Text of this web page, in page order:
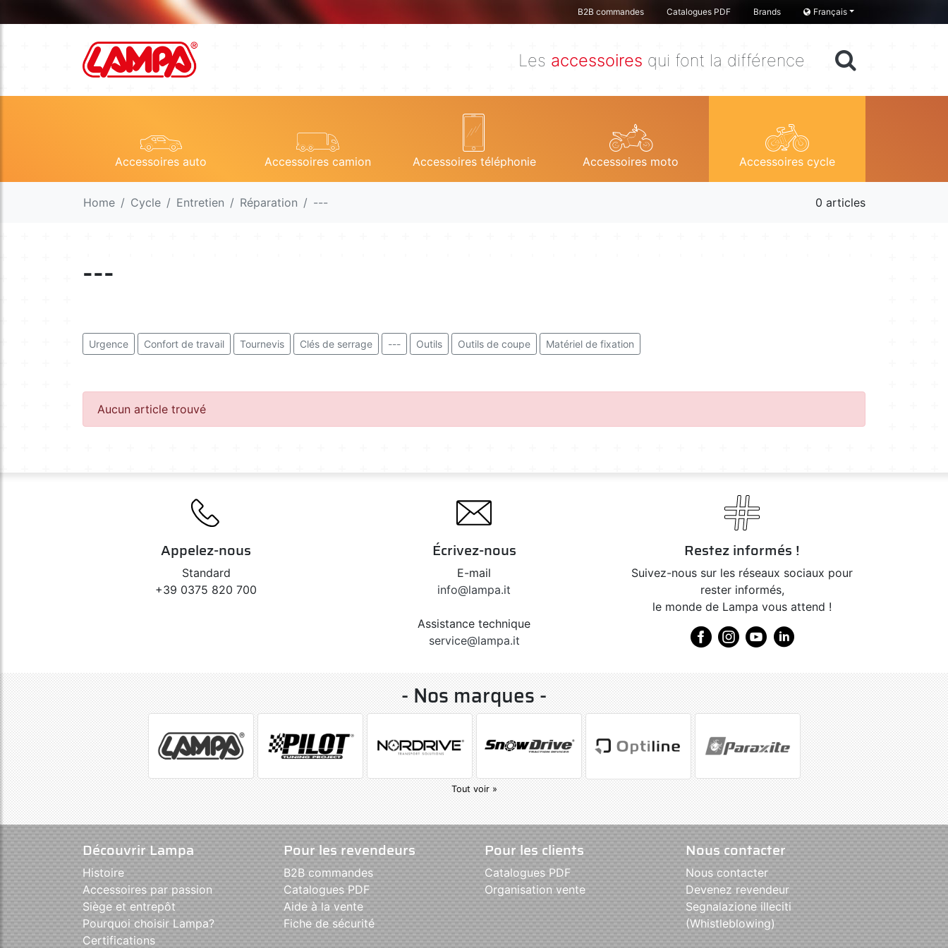
B2B commandes Catalogues PDF Brands Français
Les accessoires qui font la différence
Accessoires auto Accessoires camion Accessoires téléphonie Accessoires moto Accessoires cycle
Home Cycle Entretien Réparation --- 0 articles
---
Urgence Confort de travail Tournevis Clés de serrage --- Outils Outils de coupe Matériel de fixation
Aucun article trouvé
Appelez-nous
Standard
+39 0375 820 700
Écrivez-nous
E-mail
info@lampa.it
Assistance technique
service@lampa.it
Restez informés !
Suivez-nous sur les réseaux sociaux pour
rester informés,
le monde de Lampa vous attend !
- Nos marques -
Tout voir »
Découvrir Lampa
Histoire
Accessoires par passion
Siège et entrepôt
Pourquoi choisir Lampa?
Certifications
Pour les revendeurs
B2B commandes
Catalogues PDF
Aide à la vente
Fiche de sécurité
Pour les clients
Catalogues PDF
Organisation vente
Nous contacter
Nous contacter
Devenez revendeur
Segnalazione illeciti
(Whistleblowing)